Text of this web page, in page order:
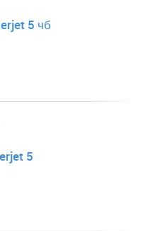
5 чб
5